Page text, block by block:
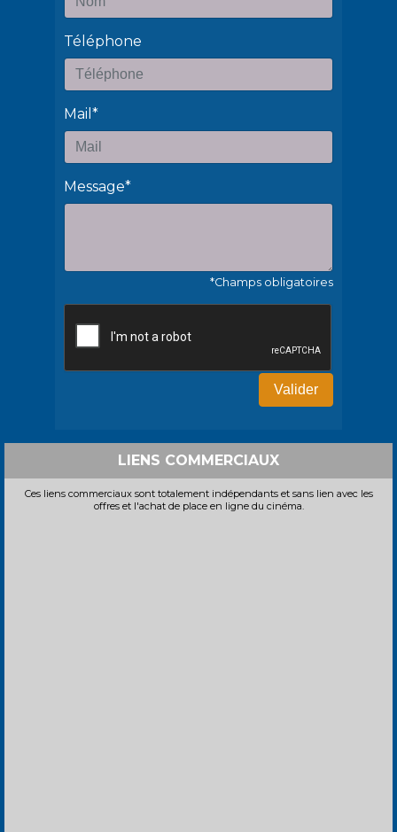
Téléphone
Mail*
Message*
*Champs obligatoires
Valider
LIENS COMMERCIAUX
Ces liens commerciaux sont totalement indépendants et sans lien avec les
offres et l'achat de place en ligne du cinéma.